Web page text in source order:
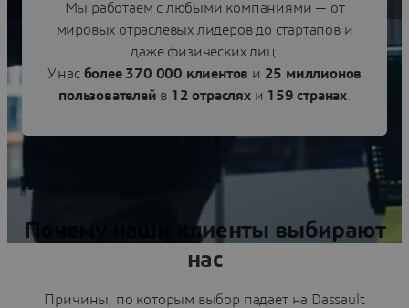
Мы работаем с любыми компаниями — от
мировых отраслевых лидеров до стартапов и
даже физических лиц.
У нас более 370 000 клиентов и 25 миллионов
пользователей в 12 отрасляхи 159 странах
Почему наши клиенты выбирают
нас
Причины, по которым выбор падает на Dassault